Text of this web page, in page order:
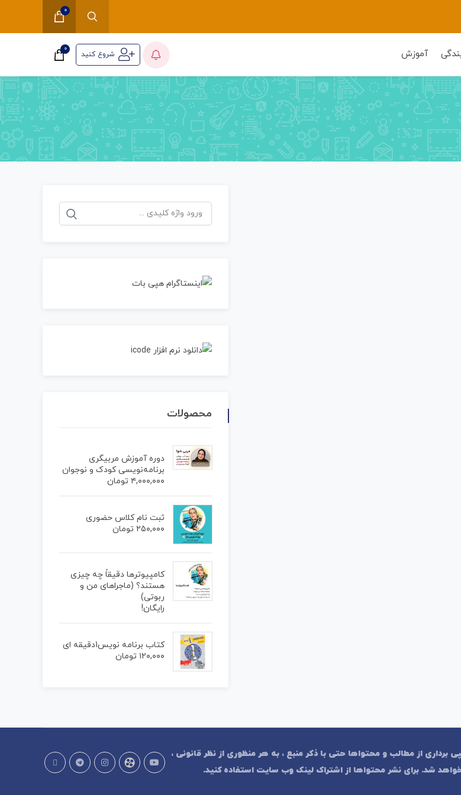
0
آموزش شروع کنید
0
جستجو
برای:
محصولات
دوره آموزش مربیگری
برنامه‌نویسی کودک و نوجوان
۴,۰۰۰,۰۰۰ تومان
ثبت نام کلاس حضوری
۲۵۰,۰۰۰ تومان
کامپیوترها دقیقاً چه چیزی
هستند؟ (ماجراهای من و
ربوتی)
رایگان!
کتاب برنامه نویس1دقیقه ای
۱۲۰,۰۰۰ تومان
کپی برداری از مطالب و محتواها حتی با ذکر منبع ، به هر منظوری از نظر قانونی ،
شد. برای نشر محتواها از اشتراک لینک وب سایت استفاده کنید.